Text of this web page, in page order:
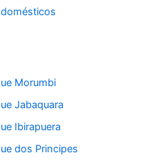
Morumbi
Jabaquara
Ibirapuera
dos Principes